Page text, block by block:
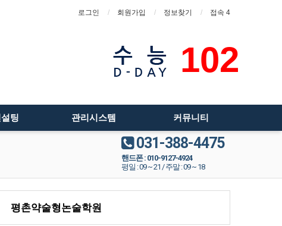
로그인 회원가입 정보찾기 접속 4
102
팅 관리시스템 커뮤니티
031-388-4475
핸드폰 : 010-9127-4924
평일 : 09 ~ 21 / 주말 : 09 ~ 18
평촌약술형논술학원